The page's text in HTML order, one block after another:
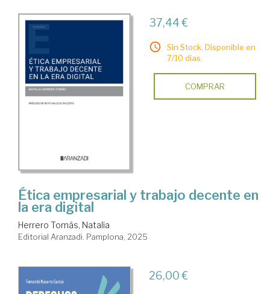
37,44 €
Sin Stock. Disponible en
7/10 días.
COMPRAR
Ética empresarial y trabajo decente en
la era digital
Herrero Tomás, Natalia
Editorial Aranzadi. Pamplona, 2025
26,00 €